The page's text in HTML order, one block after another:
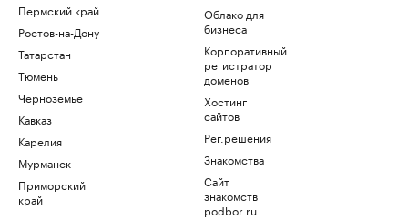
Пермский край
Ростов-на-Дону
Татарстан
Тюмень
Черноземье
Кавказ
Карелия
Мурманск
Приморский
край
Облако для
бизнеса
Корпоративный
регистратор
доменов
Хостинг
сайтов
Рег.решения
Знакомства
Сайт
знакомств
podbor.ru